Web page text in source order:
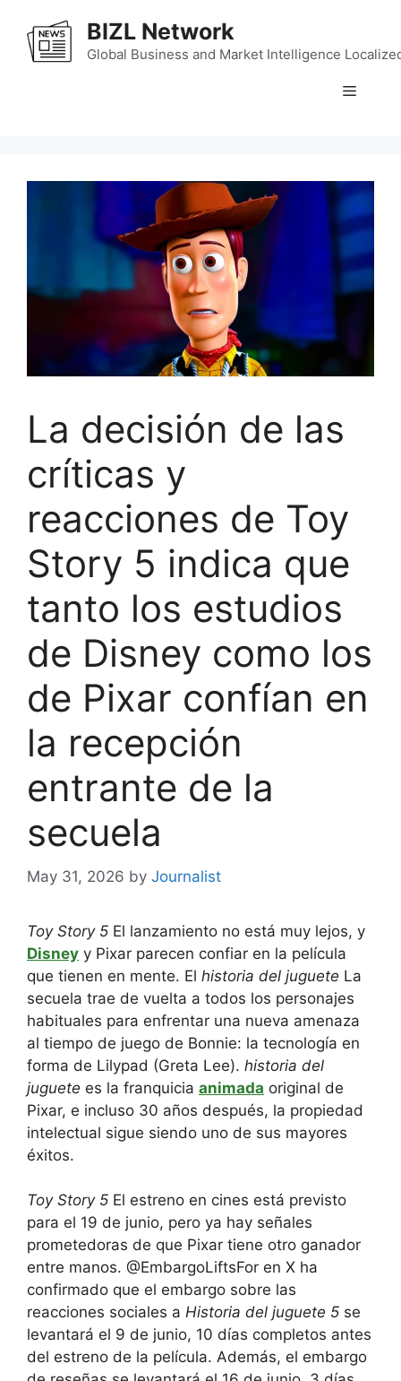
content
BIZL Network
Global Business and Market Intelligence
Menu
La decisión de las
críticas y
reacciones de Toy
Story 5 indica que
tanto los estudios
de Disney como los
de Pixar confían en
la recepción
entrante de la
secuela
May 31, 2026 by Journalist
Toy Story 5 El lanzamiento no está muy lejos, y
Disney y Pixar parecen confiar en la película
que tienen en mente. El historia del juguete La
secuela trae de vuelta a todos los personajes
habituales para enfrentar una nueva amenaza
al tiempo de juego de Bonnie: la tecnología en
forma de Lilypad (Greta Lee). historia del
juguete es la franquicia animada original de
Pixar, e incluso 30 años después, la propiedad
intelectual sigue siendo uno de sus mayores
éxitos.
Toy Story 5 El estreno en cines está previsto
para el 19 de junio, pero ya hay señales
prometedoras de que Pixar tiene otro ganador
entre manos. @EmbargoLiftsFor en X ha
confirmado que el embargo sobre las
reacciones sociales a Historia del juguete 5 se
levantará el 9 de junio, 10 días completos antes
del estreno de la película. Además, el embargo